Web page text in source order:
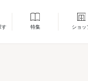
す 特集 ショッ